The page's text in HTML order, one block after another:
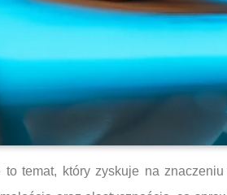
temat, który zyskuje na